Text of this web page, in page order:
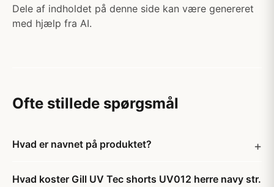
Dele af indholdet på denne side kan være genereret
med hjælp fra AI.
Ofte stillede spørgsmål
Hvad er navnet på produktet?
Hvad koster Gill UV Tec shorts UV012 herre navy str.